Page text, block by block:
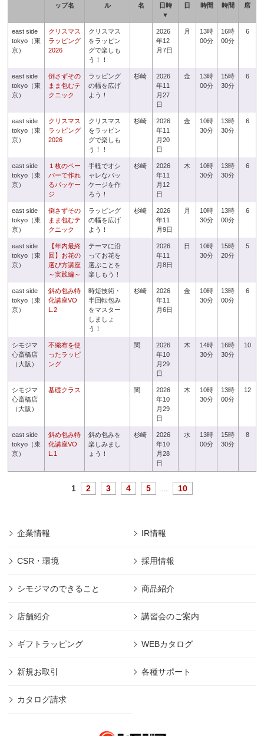
ップ名
ル
名
日時
▼
日
時間
時間
席
east side
tokyo（東
京）
クリスマス
ラッピング
2026
クリスマス
をラッピン
グで楽しも
う！！
2026
年12
月7日
月
13時
00分
16時
00分
6
east side
tokyo（東
京）
倒さずその
まま包むテ
クニック
ラッピング
の幅を広げ
よう！
杉崎
2026
年11
月27
日
金
13時
00分
15時
30分
6
east side
tokyo（東
京）
クリスマス
ラッピング
2026
クリスマス
をラッピン
グで楽しも
う！！
杉崎
2026
年11
月20
日
金
10時
30分
13時
30分
6
east side
tokyo（東
京）
１枚のペー
パーで作れ
るパッケー
ジ
手軽でオシ
ャレなパッ
ケージを作
ろう！
杉崎
2026
年11
月12
日
木
10時
30分
13時
30分
6
east side
tokyo（東
京）
倒さずその
まま包むテ
クニック
ラッピング
の幅を広げ
よう！
杉崎
2026
年11
月9日
月
10時
30分
13時
00分
6
east side
tokyo（東
京）
【年内最終
回】お花の
選び方講座
～実践編～
テーマに沿
ってお花を
選ぶことを
楽しもう！
2026
年11
月8日
日
10時
30分
15時
20分
5
east side
tokyo（東
京）
斜め包み特
化講座VO
L.2
時短技術・
半回転包み
をマスター
しましょ
う！
杉崎
2026
年11
月6日
金
10時
30分
13時
00分
6
シモジマ
心斎橋店
（大阪）
不織布を使
ったラッピ
ング
関
2026
年10
月29
日
木
14時
30分
16時
30分
10
シモジマ
心斎橋店
（大阪）
基礎クラス 関
2026
年10
月29
日
木
10時
30分
13時
00分
12
east side
tokyo（東
京）
斜め包み特
化講座VO
L.1
斜め包みを
楽しみまし
ょう！
杉崎
2026
年10
月28
日
水
13時
00分
15時
30分
8
1 2 3 4 5 10
企業情報 IR情報
CSR・環境 採用情報
シモジマのできること 商品紹介
店舗紹介 講習会のご案内
ギフトラッピング WEBカタログ
新規お取引 各種サポート
カタログ請求